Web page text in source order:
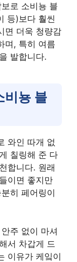
로 소비뇽 블
등)보다 훨씬
면 더욱 청량감
며, 특히 여름
발합니다.
비뇽 블
와인 따개 없
칠링해 준 다
합니다. 원래
이면 좋지만
히 페어링이
주 없이 마셔
서 차갑게 드
이유가 케잌이